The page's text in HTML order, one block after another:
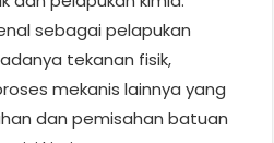
sebagai pelapukan
tekanan fisik,
mekanis lainnya yang
dan pemisahan batuan